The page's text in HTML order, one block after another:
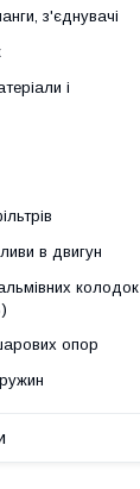
з'єднувачі
і
в двигун
колодок
опор